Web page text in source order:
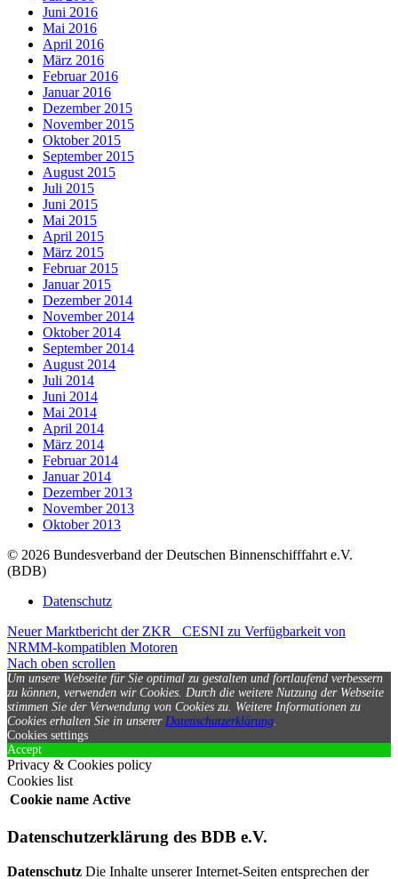
Juni 2016
Mai 2016
April 2016
März 2016
Februar 2016
Januar 2016
Dezember 2015
November 2015
Oktober 2015
September 2015
August 2015
Juli 2015
Juni 2015
Mai 2015
April 2015
März 2015
Februar 2015
Januar 2015
Dezember 2014
November 2014
Oktober 2014
September 2014
August 2014
Juli 2014
Juni 2014
Mai 2014
April 2014
März 2014
Februar 2014
Januar 2014
Dezember 2013
November 2013
Oktober 2013
© 2026 Bundesverband der Deutschen Binnenschifffahrt e.V.
(BDB)
Datenschutz
Neuer Marktbericht der ZKR
CESNI zu Verfügbarkeit von
NRMM-kompatiblen Motoren
Nach oben scrollen
Um unsere Webseite für Sie optimal zu gestalten und fortlaufend verbessern
zu können, verwenden wir Cookies. Durch die weitere Nutzung der Webseite
stimmen Sie der Verwendung von Cookies zu. Weitere Informationen zu
Cookies erhalten Sie in unserer Datenschutzerklärung.
Cookies settings
Accept
Privacy & Cookies policy
Cookies list
Cookie name Active
Datenschutzerklärung des BDB e.V.
Datenschutz Die Inhalte unserer Internet-Seiten entsprechen der